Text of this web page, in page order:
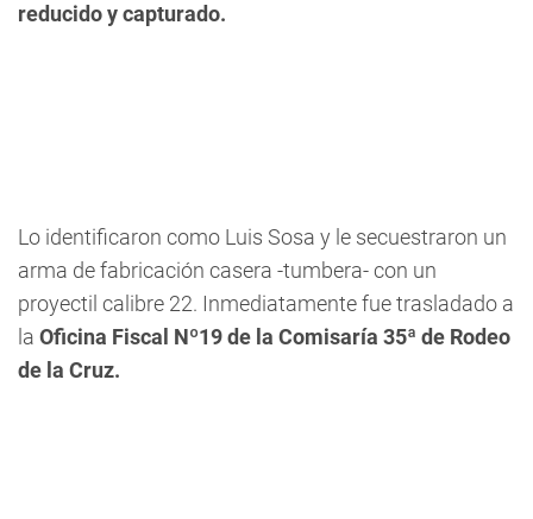
reducido y capturado.
Lo identificaron como Luis Sosa y le secuestraron un
arma de fabricación casera -tumbera- con un
proyectil calibre 22. Inmediatamente fue trasladado a
la Oficina Fiscal Nº19 de la Comisaría 35ª de Rodeo
de la Cruz.